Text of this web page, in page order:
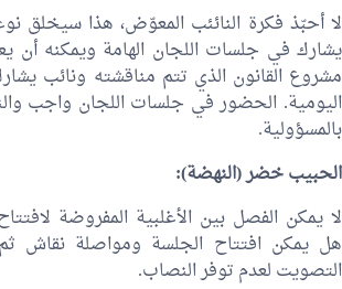
لا أحبّذ فكرة النائئب المعوّض، هذا سيخلق
يشارك في جلسات اللجان الهامة ويمكنه
مشروع القانون الذي تتم مناقشته ونائب
اليومية. الحضور في جلسات اللجان واجب
بالمسؤولية.
الحبيب خضر(النهضة):
لا يمكن الفصل بين الأغلبية المفروضة
هل يمكن افتتاح الجلسة ومواصلة نقاش
التصويت لعدم توفر النصاب.